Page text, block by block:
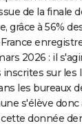
de la finale
grâce à 56%
2026 : il
sur les
les bureaux
s'élève donc
donnée